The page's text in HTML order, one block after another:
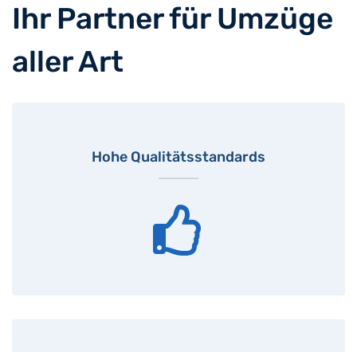
Ihr Partner für Umzüge
aller Art
Hohe Qualitätsstandards